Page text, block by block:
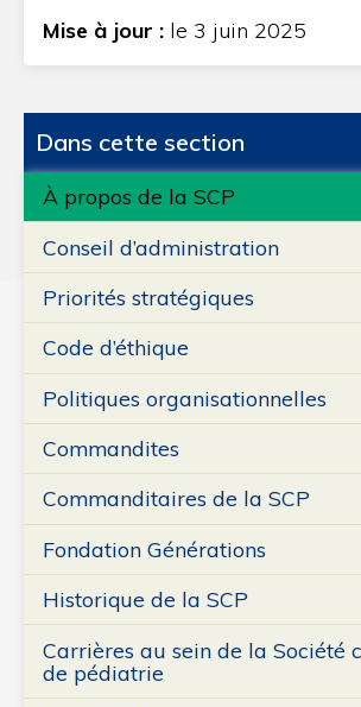
Mise à jour : le 3 juin 2025
Dans cette section
À propos de la SCP
Conseil d’administration
Priorités stratégiques
Code d’éthique
Politiques organisationnelles
Commandites
Commanditaires de la SCP
Fondation Générations
Historique de la SCP
Carrières au sein de la Société
de pédiatrie